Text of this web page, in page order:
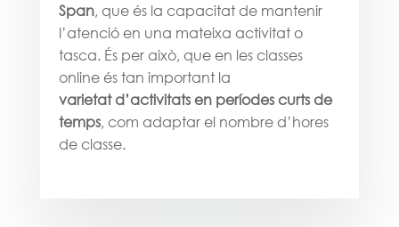
Span, que és la capacitat de mantenir
l’atenció en una mateixa activitat o
tasca. És per això, que en les classes
online és tan important la
varietat d’activitats en períodes curts de
temps, com adaptar el nombre d’hores
de classe.